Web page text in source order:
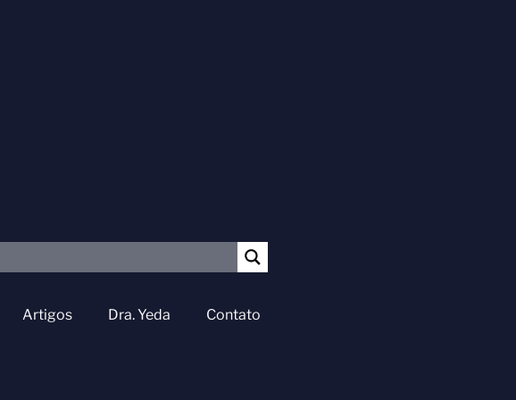
Artigos Dra. Yeda Contato